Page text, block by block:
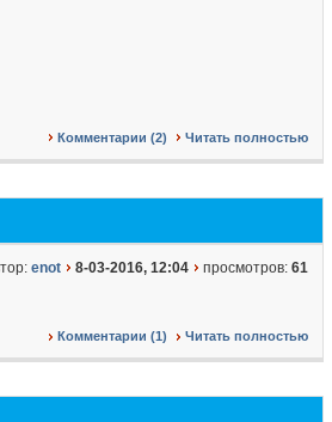
Комментарии (2) Читать полностью
enot 8-03-2016, 12:04 просмотров: 61
Комментарии (1) Читать полностью